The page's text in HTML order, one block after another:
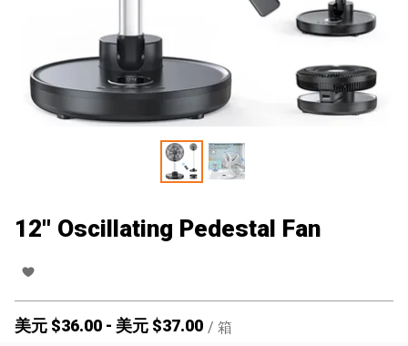
12'' Oscillating Pedestal Fan
美元 $36.00 - 美元 $37.00 / 箱